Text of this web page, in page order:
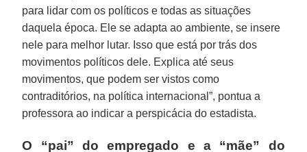
para lidar com os políticos e todas as situações
daquela época. Ele se adapta ao ambiente, se insere
nele para melhor lutar. Isso que está por trás dos
movimentos políticos dele. Explica até seus
movimentos, que podem ser vistos como
contraditórios, na política internacional”, pontua a
professora ao indicar a perspicácia do estadista.
O “pai” do empregado e a “mãe” do